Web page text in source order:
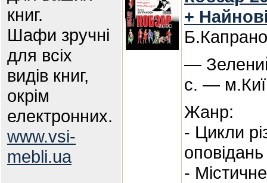
книг.
Шафи зручні
для всіх
видів книг,
окрім
електронних.
www.vsi-
mebli.ua
+
—
с. —
Жанр:
- Цикли
оповідань
- Містичне